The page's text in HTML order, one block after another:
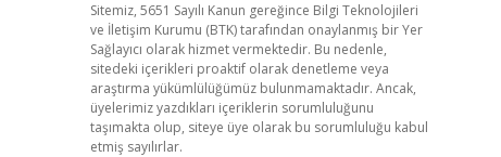
Sitemiz, 5651 Sayılı Kanun gereğince Bilgi Teknolojileri
ve İletişim Kurumu (BTK) tarafından onaylanmış bir Yer
Sağlayıcı olarak hizmet vermektedir. Bu nedenle,
sitedeki içerikleri proaktif olarak denetleme veya
araştırma yükümlülüğümüz bulunmamaktadır. Ancak,
üyelerimiz yazdıkları içeriklerin sorumluluğunu
taşımakta olup, siteye üye olarak bu sorumluluğu kabul
etmiş sayılırlar.